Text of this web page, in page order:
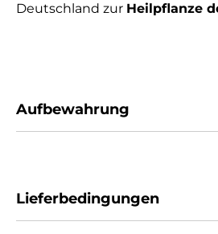
Deutschland zur Heilpflanze
Aufbewahrung
Lieferbedingungen